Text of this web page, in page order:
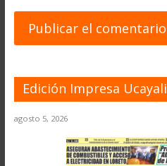
Edición Impresa Ucayali
agosto 5, 2026